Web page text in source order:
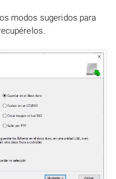
modos sugeridos para